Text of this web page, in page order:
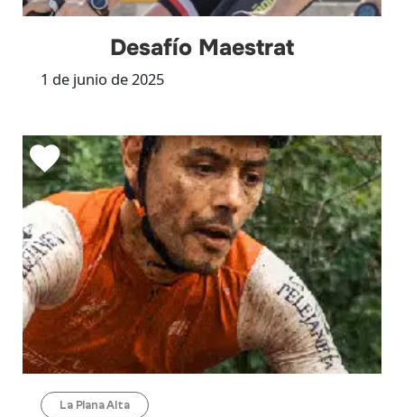
Desafío Maestrat
1 de junio de 2025
La Plana Alta